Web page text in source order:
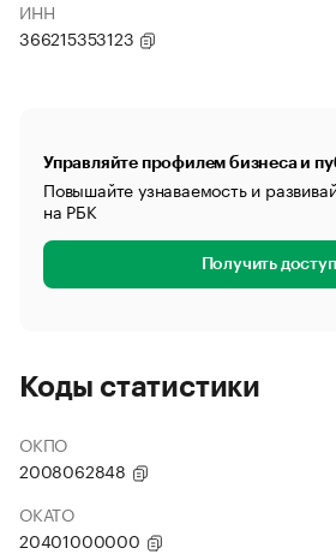
ИНН
366215353123
Управляйте профилем бизнеса и
Повышайте узнаваемость и
на РБК
Получить доступ
Коды статистики
ОКПО
2008062848
ОКАТО
20401000000